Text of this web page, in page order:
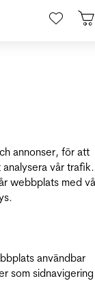
annonser, för att
vår
webbplats med
användbar
som